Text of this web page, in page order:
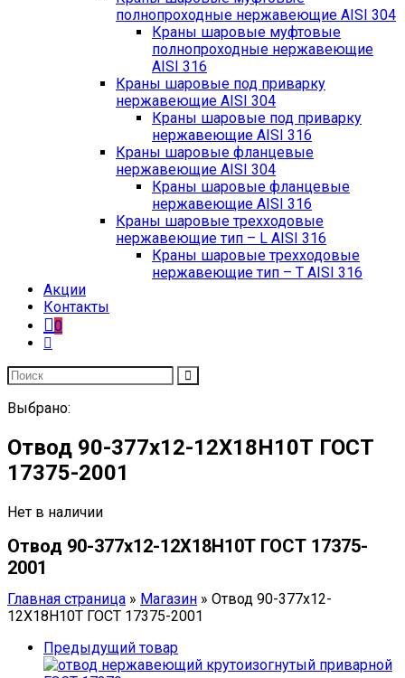
полнопроходные нержавеющие AISI 304
Краны шаровые муфтовые
полнопроходные нержавеющие
AISI 316
Краны шаровые под приварку
нержавеющие AISI 304
Краны шаровые под приварку
нержавеющие AISI 316
Краны шаровые фланцевые
нержавеющие AISI 304
Краны шаровые фланцевые
нержавеющие AISI 316
Краны шаровые трехходовые
нержавеющие тип – L AISI 316
Краны шаровые трехходовые
нержавеющие тип – T AISI 316
Акции
Контакты
0
Выбрано:
Отвод 90-377х12-12Х18Н10Т ГОСТ
17375-2001
Нет в наличии
Отвод 90-377х12-12Х18Н10Т ГОСТ 17375-
2001
Главная страница » Магазин » Отвод 90-377х12-
12Х18Н10Т ГОСТ 17375-2001
Предыдущий товар